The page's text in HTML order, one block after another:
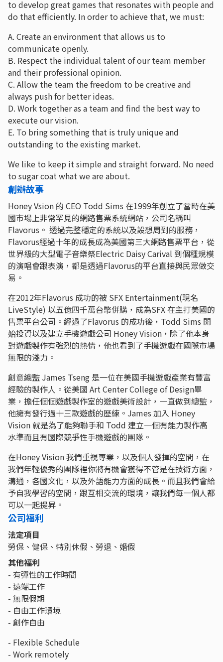
to develop great games that resonates with people and
do that efficiently. In order to achieve that, we must:
A. Create an environment that allows us to
communicate openly.
B. Respect the individual talent of our team member
and their professional opinion.
C. Allow the team the freedom to be creative and
always push for better ideas.
D. Work together as a team and find the best way to
execute our vision.
E. To bring something that is truly unique and
outstanding to the existing market.
We like to keep it simple and straight forward. No need
to sugar coat what we are about.
創辦故事
Honey Vsion 的 CEO Todd Sims 在1999年創立了當時在美
國市場上非常罕見的網路售票系統網站，公司名稱叫
Flavorus。 透過完整穩定的系統以及設想周到的服務，
Flavorus經過十年的成長成為美國第三大網路售票平台，從
世界級的大型電子音樂祭Electric Daisy Carival 到個種規模
的演唱會跟表演，都是透過Flavorus的平台直接與民眾做交
易。
在2012年Flavorus 成功的被 SFX Entertainment(現名
LiveStyle) 以五億四千萬台幣併購，成為SFX 在主打美國的
售票平台公司。經過了Flavorus 的成功後，Todd Sims 開
始投資以及建立手機遊戲公司 Honey Vision，除了他本身
對遊戲製作有強烈的熱情，他也看到了手機遊戲在國際市場
無限的淺力。
創意總監 James Tseng 是一位在美國手機遊戲產業有豐富
經驗的製作人。從美國 Art Center College of Design畢
業，擔任個個遊戲製作室的遊戲美術設計，一直做到總監，
他擁有發行過十三款遊戲的歷練。James 加入 Honey
Vision 就是為了能夠聯手和 Todd 建立一個有能力製作高
水準而且有國際競爭性手機遊戲的團隊。
在Honey Vision 我們重視專業，以及個人發揮的空間，在
我們年輕優秀的團隊裡你將有機會獲得不管是在技術方面，
溝通，各國文化，以及外語能力方面的成長。而且我們會給
予自我學習的空間，跟互相交流的環境，讓我們每一個人都
可以一起提昇。
公司福利
法定項目
勞保、健保、特別休假、勞退、婚假
其他福利
- 有彈性的工作時間
- 遠端工作
- 無限假期
- 自由工作環境
- 創作自由
- Flexible Schedule
- Work remotely